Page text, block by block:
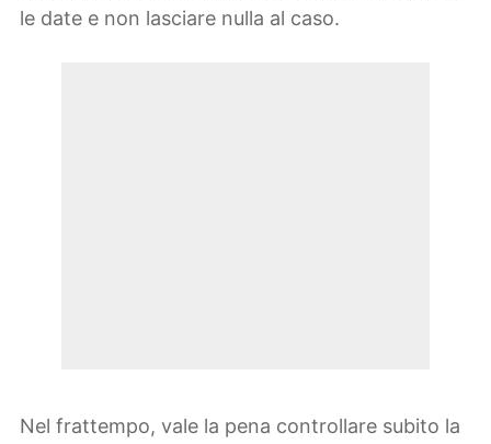
le date e non lasciare nulla al caso.
Nel frattempo, vale la pena controllare subito la